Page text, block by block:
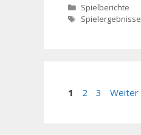
Kategorien
Spielberichte
Schlagwörter
Spielergebnisse
Seite
1 Seite
2 Seite
3 Weiter